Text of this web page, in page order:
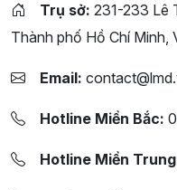
Trụ sở: 231-233 Lê
Thành phố Hồ Chí Minh,
Email:
Hotline Miền Bắc:
Hotline Miền